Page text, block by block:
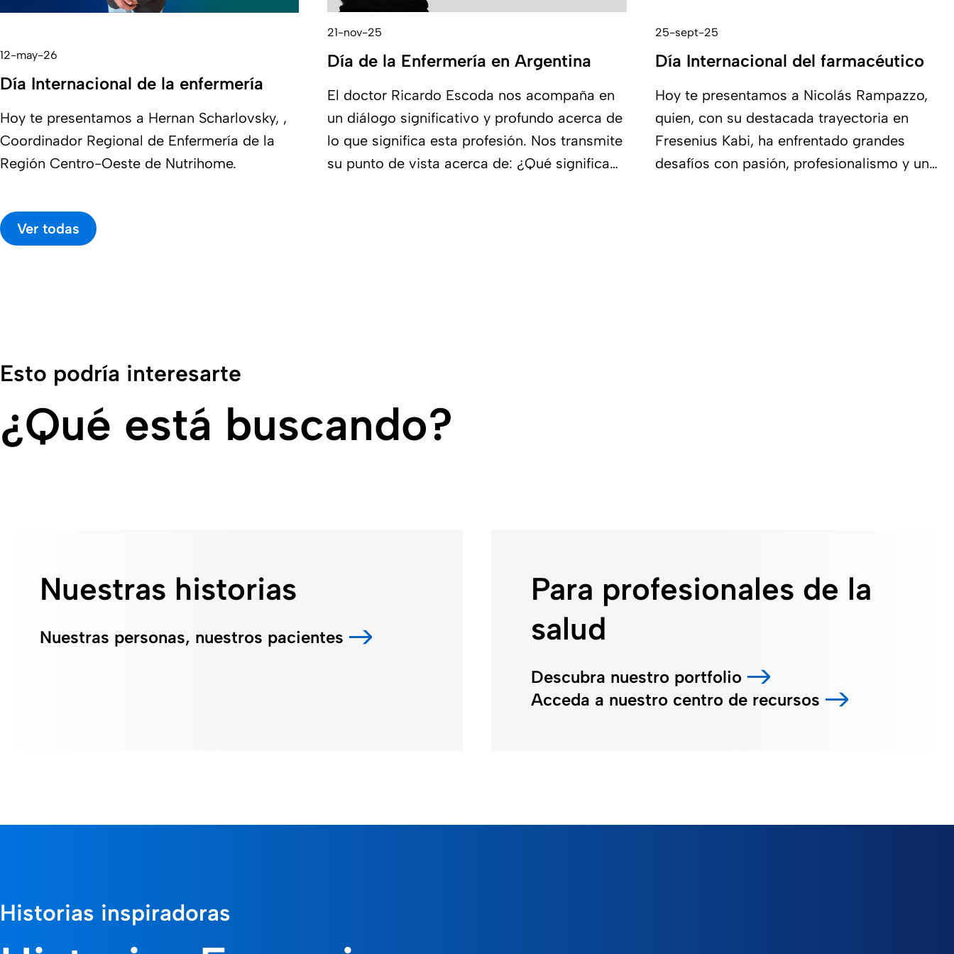
12-may-26
Día Internacional de la enfermería
Hoy te presentamos a Hernan Scharlovsky, ,
Coordinador Regional de Enfermería de la
Región Centro-Oeste de Nutrihome.
21-nov-25
Día de la Enfermería en Argentina
El doctor Ricardo Escoda nos acompaña en
un diálogo significativo y profundo acerca de
lo que significa esta profesión. Nos transmite
su punto de vista acerca de: ¿Qué significa
25-sept-25
Día Internacional del farmacéutico
Hoy te presentamos a Nicolás Rampazzo,
quien, con su destacada trayectoria en
Fresenius Kabi, ha enfrentado grandes
desafíos con pasión, profesionalismo y un
Ver todas
Esto podría interesarte
¿Qué está buscando?
Nuestras historias
Nuestras personas, nuestros pacientes
Para profesionales de la
salud
Descubra nuestro portfolio
Acceda a nuestro centro de recursos
Historias inspiradoras